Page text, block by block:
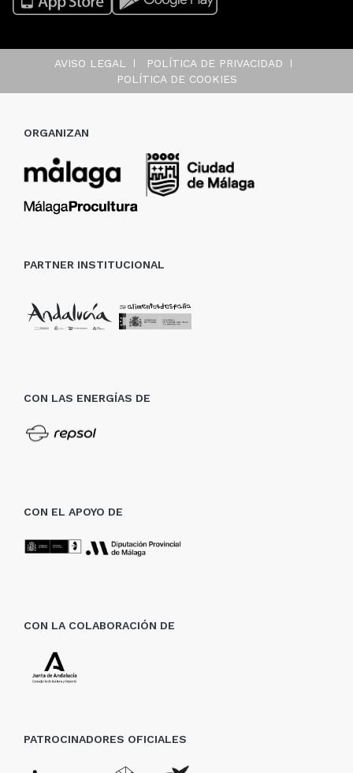
AVISO LEGAL
POLÍTICA DE PRIVACIDAD
POLÍTICA DE COOKIES
ORGANIZAN
PARTNER INSTITUCIONAL
CON LAS ENERGÍAS DE
CON EL APOYO DE
CON LA COLABORACIÓN DE
PATROCINADORES OFICIALES